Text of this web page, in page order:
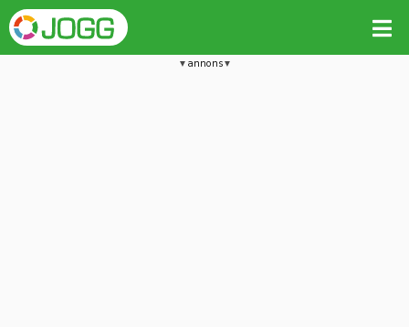
annons